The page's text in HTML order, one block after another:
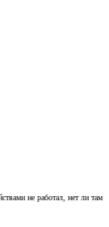
не работал, нет ли там